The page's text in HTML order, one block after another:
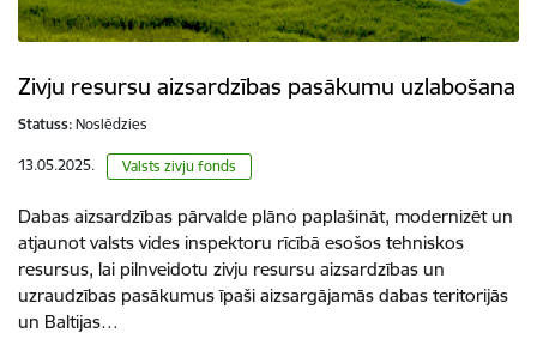
Zivju resursu aizsardzības pasākumu uzlabošana
Statuss: Noslēdzies
13.05.2025. Valsts zivju fonds
Dabas aizsardzības pārvalde plāno paplašināt, modernizēt un
atjaunot valsts vides inspektoru rīcībā esošos tehniskos
resursus, lai pilnveidotu zivju resursu aizsardzības un
uzraudzības pasākumus īpaši aizsargājamās dabas teritorijās
un Baltijas…